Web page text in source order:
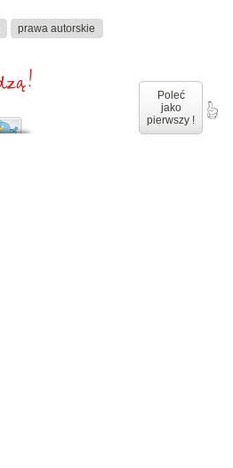
prawa autorskie
Poleć
jako
pierwszy !